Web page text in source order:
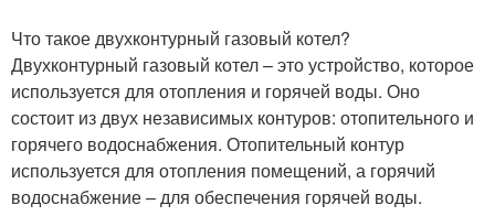
Вытяжка над котлом
Помещения с газовым
оборудованием
Системы с
двухконтурным котлом
Котёл с закрытой
камерой
Что такое двухконтурный газовый котел?
Двухконтурный газовый котел – это устройство, которое
используется для отопления и горячей воды. Оно
состоит из двух независимых контуров: отопительного и
горячего водоснабжения. Отопительный контур
используется для отопления помещений, а горячий
водоснабжение – для обеспечения горячей воды.